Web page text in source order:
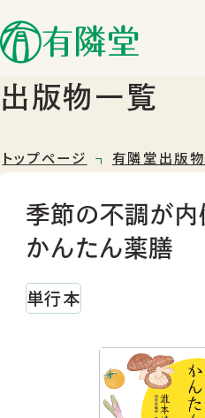
店舗のご案内
出版物一覧
トップページ 有隣堂出版物
季節の不調が内
かんたん薬膳
単行本